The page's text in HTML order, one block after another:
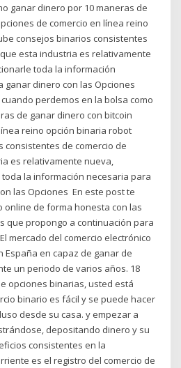
ganar dinero por 10 maneras de
de comercio en línea reino
consejos binarios consistentes
esta industria es relativamente
toda la información
dinero con las Opciones
perdemos en la bolsa como
de ganar dinero con bitcoin
reino opción binaria robot
de comercio de
es relativamente nueva,
la información necesaria para
las Opciones En este post te
online de forma honesta con las
que propongo a continuación para
mercado del comercio electrónico
España en capaz de ganar de
un periodo de varios años. 18
opciones binarias, usted está
binario es fácil y se puede hacer
desde su casa. y empezar a
depositando dinero y su
consistentes en la
es el registro del comercio de